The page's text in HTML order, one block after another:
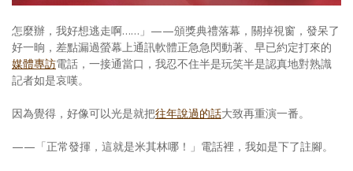
照相簿
影音區
創意出版服務
歷史區
關於Yilan
怎麼辦，我好想逃走啊……」——頒獎典禮落幕，關掉視窗，發呆了
好一晌，差點漏過螢幕上通訊軟體正急急閃動著、早已約定打來的
媒體專訪電話，一接通當口，我忍不住半是玩笑半是認真地對熟識
記者如是哀嘆。
因為覺得，好像可以光是就把往年說過的話大致再重演一番。
——「正常發揮，這就是米其林哪！」電話裡，我如是下了註腳。